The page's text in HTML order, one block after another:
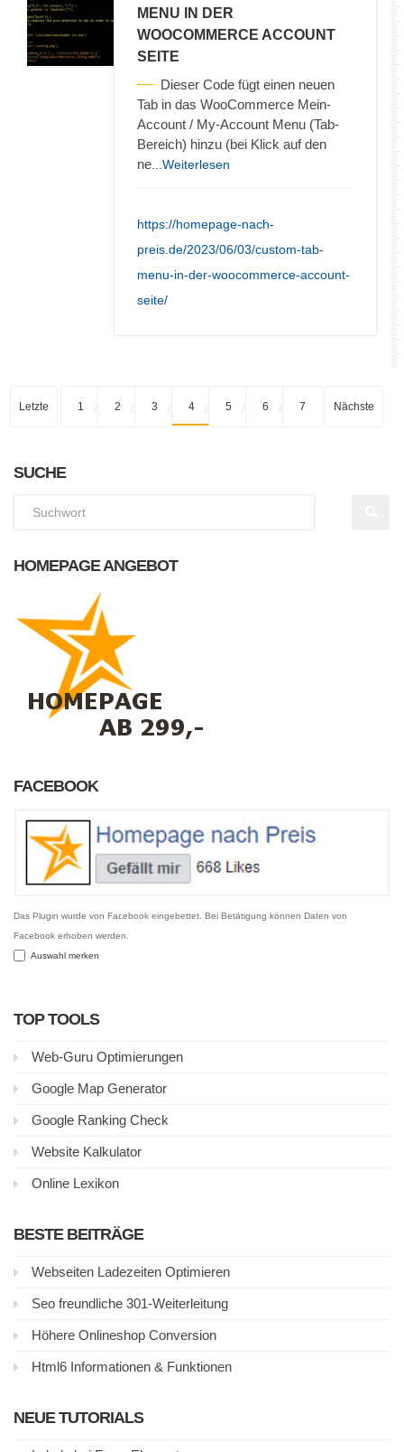
MENU IN DER
WOOCOMMERCE ACCOUNT
SEITE
Dieser Code fügt einen neuen
Tab in das WooCommerce Mein-
Account / My-Account Menu (Tab-
Bereich) hinzu (bei Klick auf den
ne ...Weiterlesen
https://homepage-nach-
preis.de/2023/06/03/custom-tab-
menu-in-der-woocommerce-account-
seite/
Letzte 1 2 3 4 5 6 7 Nächste
SUCHE
HOMEPAGE ANGEBOT
FACEBOOK
Das Plugin wurde von Facebook eingebettet. Bei Betätigung können Daten von
Facebook erhoben werden.
Auswahl merken
TOP TOOLS
Web-Guru Optimierungen
Google Map Generator
Google Ranking Check
Website Kalkulator
Online Lexikon
BESTE BEITRÄGE
Webseiten Ladezeiten Optimieren
Seo freundliche 301-Weiterleitung
Höhere Onlineshop Conversion
Html6 Informationen & Funktionen
NEUE TUTORIALS